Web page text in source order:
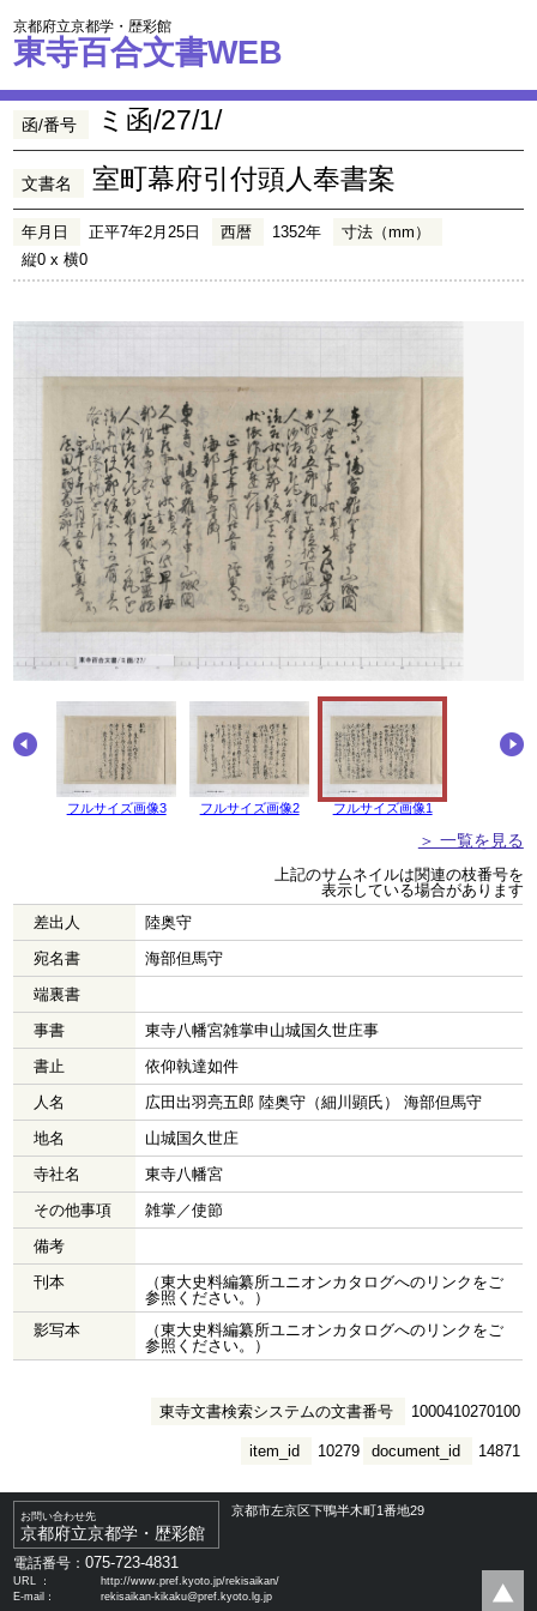
京都府立京都学・歴彩館
東寺百合文書WEB
函/番号 ミ函/27/1/
文書名 室町幕府引付頭人奉書案
年月日 正平7年2月25日 西暦 1352年
寸法（mm）
縦0 x 横0
フルサイズ画像3 フルサイズ画像2 フルサイズ画像1
＞ 一覧を見る
上記のサムネイルは関連の枝番号を
表示している場合があります
差出人
陸奥守
宛名書
海部但馬守
端裏書
事書
東寺八幡宮雑掌申山城国久世庄事
書止
依仰執達如件
人名
広田出羽亮五郎 陸奥守（細川顕氏） 海部但馬守
地名
山城国久世庄
寺社名
東寺八幡宮
その他事項
雑掌／使節
備考
刊本
（東大史料編纂所ユニオンカタログへのリンクをご
参照ください。）
影写本
（東大史料編纂所ユニオンカタログへのリンクをご
参照ください。）
東寺文書検索システムの文書番号 1000410270100
document_id 14871
item_id 10279
お問い合わせ先
京都府立京都学・歴彩館
京都市左京区下鴨半木町1番地29
電話番号：075-723-4831
URL ：
http://www.pref.kyoto.jp/rekisaikan/
E-mail：
rekisaikan-kikaku@pref.kyoto.lg.jp